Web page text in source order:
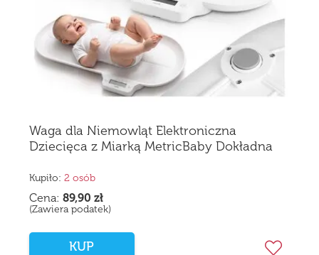
Waga dla Niemowląt Elektroniczna
Dziecięca z Miarką MetricBaby Dokładna
Kupiło: 2 osób
Cena: 89,90 zł
(Zawiera podatek)
KUP